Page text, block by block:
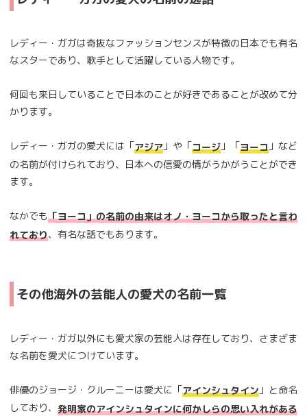
レディー・ガガは奇抜なファッションセンスが特徴の日本でも有名
なスターであり、歌手として活躍している人物です。
何回も来日していることで日本のことが好きであることが改めて分
かります。
レディー・ガガの愛犬には「アジア 」や「コージ 」「ヨーコ 」など
の名前が付けられており、日本への信愛の情がうかがうことができ
ます。
なかでも「ヨーコ」の名前の由来はオノ・ヨーコから取ったと言わ
れており、有名な話でもあります。
その他海外の芸能人の愛犬の名前一覧
レディー・ガガ以外にも愛犬家の芸能人は存在しており、さまざま
な名前を愛犬につけています。
俳優のジョージ・クルーニーは愛犬に「アインシュタイン 」と命名
しており、 発明家のアインシュタインに何かしらの思い入れがある